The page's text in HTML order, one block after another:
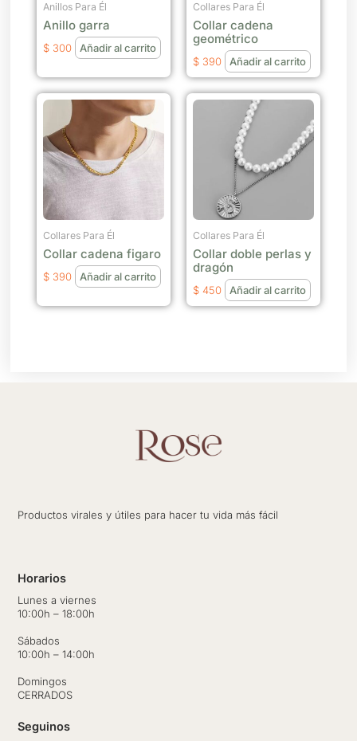
Anillos Para Él
Anillo garra
$ 300 Añadir al carrito
Collares Para Él
Collar cadena
geométrico
$ 390 Añadir al carrito
Collares Para Él
Collar cadena figaro
$ 390 Añadir al carrito
Collares Para Él
Collar doble perlas y
dragón
$ 450 Añadir al carrito
Productos virales y útiles para hacer tu vida más fácil
Horarios
Lunes a viernes
10:00h – 18:00h
Sábados
10:00h – 14:00h
Domingos
CERRADOS
Seguinos